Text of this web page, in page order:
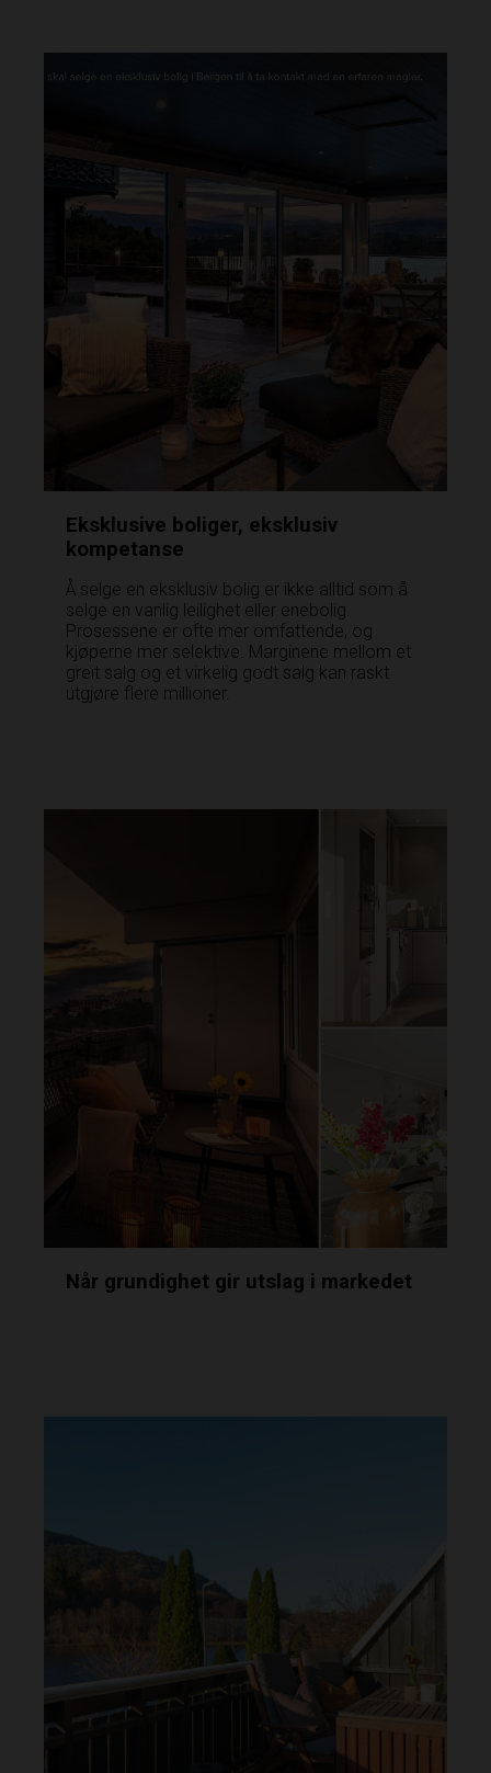
Eksklusive boliger, eksklusiv
kompetanse
Å selge en eksklusiv bolig er ikke alltid som å
selge en vanlig leilighet eller enebolig.
Prosessene er ofte mer omfattende, og
kjøperne mer selektive. Marginene mellom et
greit salg og et virkelig godt salg kan raskt
utgjøre flere millioner.
Når grundighet gir utslag i markedet